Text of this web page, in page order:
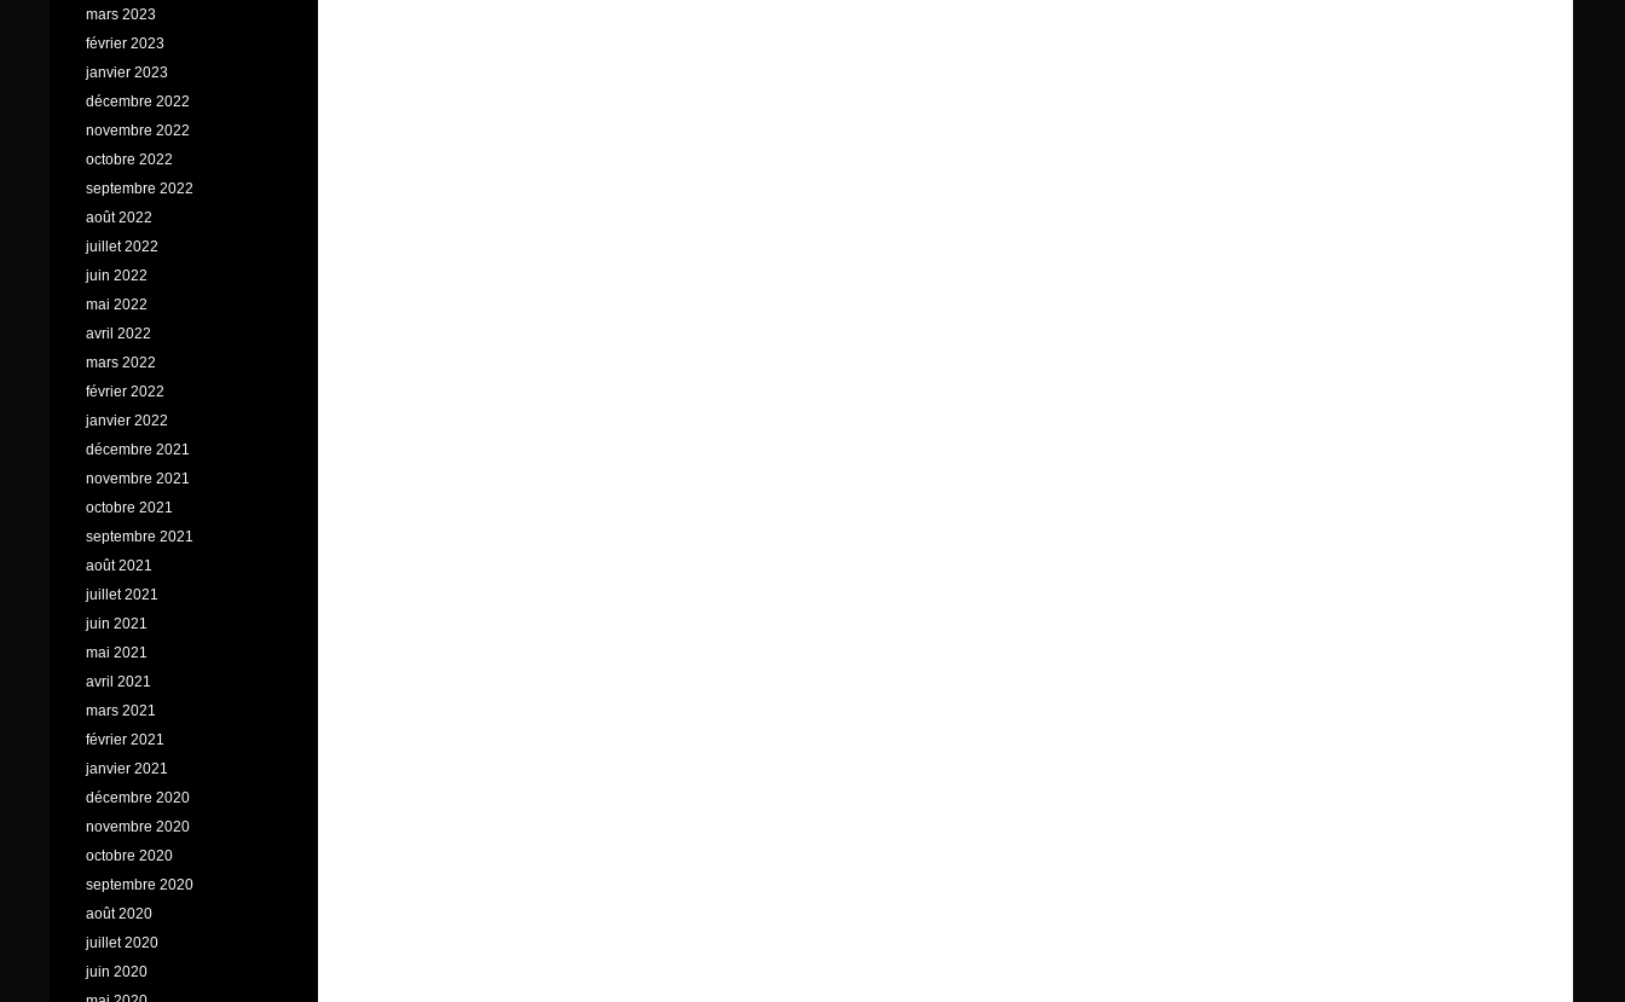
mars 2023
février 2023
janvier 2023
décembre 2022
novembre 2022
octobre 2022
septembre 2022
août 2022
juillet 2022
juin 2022
mai 2022
avril 2022
mars 2022
février 2022
janvier 2022
décembre 2021
novembre 2021
octobre 2021
septembre 2021
août 2021
juillet 2021
juin 2021
mai 2021
avril 2021
mars 2021
février 2021
janvier 2021
décembre 2020
novembre 2020
octobre 2020
septembre 2020
août 2020
juillet 2020
juin 2020